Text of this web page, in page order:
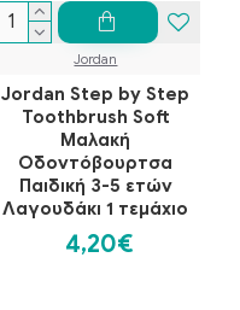
Jordan
Jordan Step by Step
Toothbrush Soft
Μαλακή
Οδοντόβουρτσα
Παιδική 3-5 ετών
Λαγουδάκι 1 τεμάχιο
4,20€